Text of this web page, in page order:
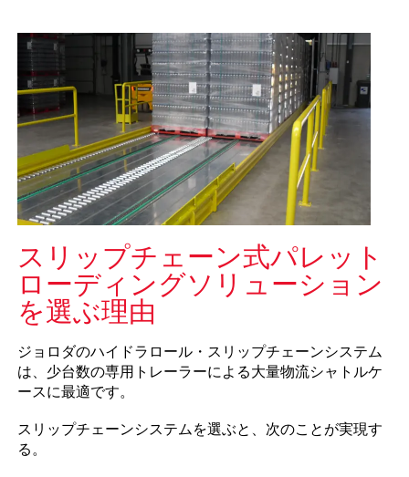
スリップチェーン式パレット
ローディングソリューション
を選ぶ理由
ジョロダのハイドラロール・スリップチェーンシステム
は、少台数の専用トレーラーによる大量物流シャトルケ
ースに最適です。
スリップチェーンシステムを選ぶと、次のことが実現す
る。